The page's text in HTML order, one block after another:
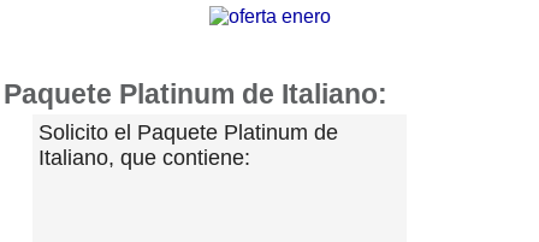
Paquete Platinum de Italiano:
Solicito el Paquete Platinum de
Italiano, que contiene: